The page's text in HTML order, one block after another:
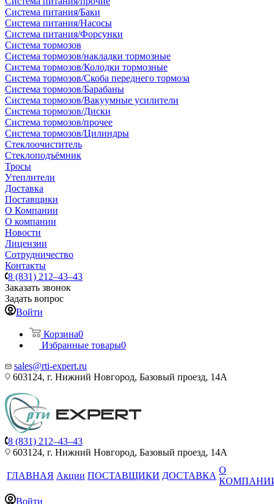
Система питания/Баки
Система питания/Насосы
Система питания/Форсунки
Система тормозов
Система тормозов/накладки тормозные
Система тормозов/Колодки тормозные
Система тормозов/Скоба переднего тормоза
Система тормозов/Барабаны
Система тормозов/Вакуумные усилители
Система тормозов/Диски
Система тормозов/прочее
Система тормозов/Цилиндры
Стеклоочиститель
Стеклоподъёмник
Тросы
Утеплители
Доставка
Поставщики
О Компании
О компании
Новости
Лицензии
Сотрудничество
Контакты
8 (831) 212–43–43
Заказать звонок
Задать вопрос
Войти
Корзина0
Избранные товары0
sales@rti-expert.ru
603124, г. Нижний Новгород, Базовый проезд, 14А
8 (831) 212–43–43
603124, г. Нижний Новгород, Базовый проезд, 14А
ГЛАВНАЯ Акции ПОСТАВЩИКИ ДОСТАВКА
О
Войти